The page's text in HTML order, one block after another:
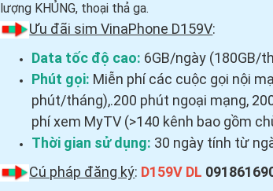
lượng KHỦNG, thoại thả ga.
Ưu đãi sim VinaPhone D159V:
Data tốc độ cao: 6GB/ngày (180GB/
Phút gọi: Miễn phí các cuộc gọi nội
phút/tháng),.200 phút ngoại mạng,
phí xem MyTV (>140 kênh bao gồm
Thời gian sử dụng: 30 ngày tính từ
Cú pháp đăng ký: D159V DL